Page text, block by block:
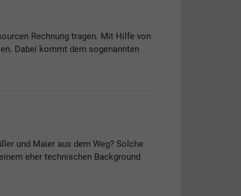
Rechnung tragen. Mit Hilfe von
Dabei kommt dem sogenannten
und Maier aus dem Weg? Solche
eher technischen Background